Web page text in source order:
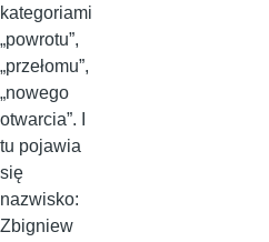
kategoriami
„powrotu”,
„przełomu”,
„nowego
otwarcia”. I
tu pojawia
się
nazwisko:
Zbigniew